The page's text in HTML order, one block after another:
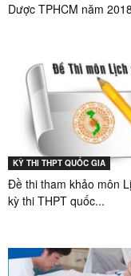
Dược TPHCM năm 2018
KỲ THI THPT QUỐC GIA
Đề thi tham khảo môn
kỳ thi THPT quốc...